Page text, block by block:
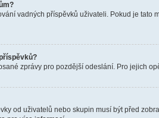
vadných příspěvků uživateli. Pokud je
zprávy pro pozdější odeslání. Pro jejich
od uživatelů nebo skupin musí být před